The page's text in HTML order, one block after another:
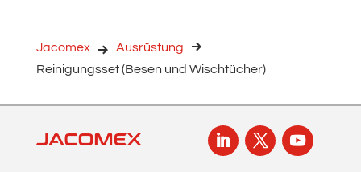
Jacomex
Ausrüstung
Reinigungsset (Besen und Wischtücher)